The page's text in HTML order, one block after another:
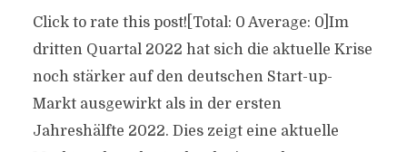
Click to rate this post![Total: 0 Average: 0]Im
dritten Quartal 2022 hat sich die aktuelle Krise
noch stärker auf den deutschen Start-up-
Markt ausgewirkt als in der ersten
Jahreshälfte 2022. Dies zeigt eine aktuelle